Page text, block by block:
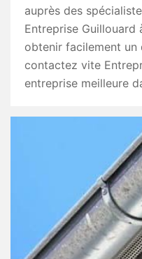
auprès des
Entreprise Guillouard
obtenir facilement
contactez vite
entreprise meilleure